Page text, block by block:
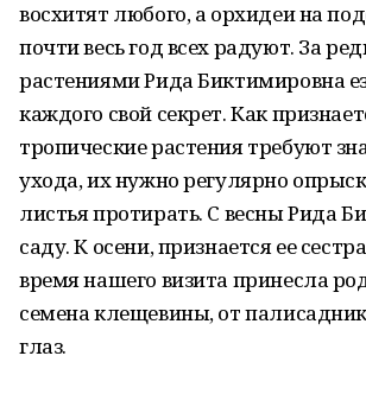
восхитят любого, а орхидеи на
почти весь год всех радуют. За
растениями Рида Биктимировна
каждого свой секрет. Как
тропические растения требуют
ухода, их нужно регулярно
листья протирать. С весны Рида
саду. К осени, признается ее
время нашего визита принесла
семена клещевины, от
глаз.